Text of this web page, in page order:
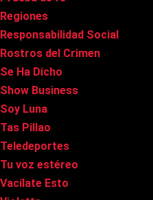
Regiones
Responsabilidad Social
Rostros del Crimen
Se Ha Dicho
Show Business
Soy Luna
Tas Pillao
Teledeportes
Tu voz estéreo
Vacílate Esto